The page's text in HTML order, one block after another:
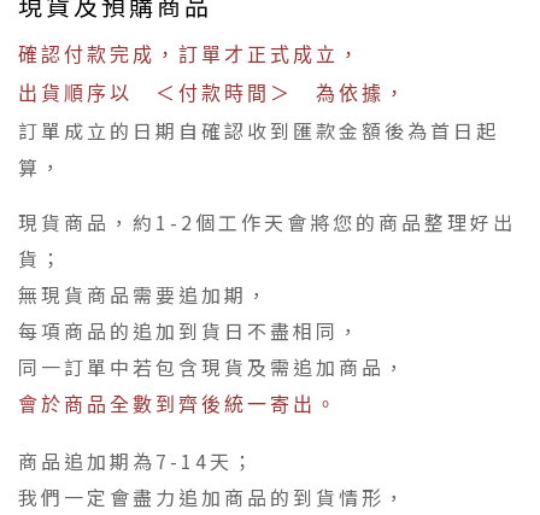
現貨及預購商品
確認付款完成，訂單才正式成立，
出貨順序以 ＜付款時間＞ 為依據，
訂單成立的日期自確認收到匯款金額後為首日起
算，
現貨商品，約1-2個工作天會將您的商品整理好出
貨；
無現貨商品需要追加期，
每項商品的追加到貨日不盡相同，
同一訂單中若包含現貨及需追加商品，
會於商品全數到齊後統一寄出。
商品追加期為7-14天；
我們一定會盡力追加商品的到貨情形，